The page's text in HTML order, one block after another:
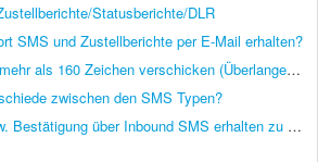
Statusberichte/DLR
SMS und Zustellberichte per E-Mail erhalten?
Kann ich SMS mit mehr als 160 Zeichen verschicken (Überlange SMS, Concatenated SMS)?
zwischen den SMS Typen?
Um Notification bzw. Bestätigung über Inbound SMS erhalten zu können muss ich mein Konto aufladen? Ist der Service kostenpflichtig?